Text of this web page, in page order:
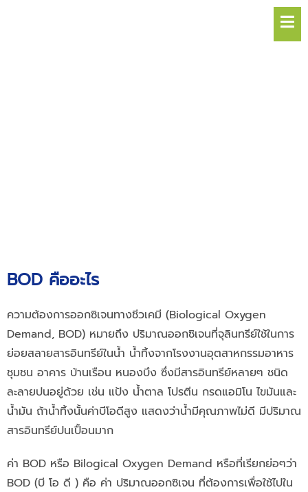
BOD คืออะไร
ความต้องการออกซิเจนทางชีวเคมี (Biological Oxygen
Demand, BOD) หมายถึง ปริมาณออกซิเจนที่จุลินทรีย์ใช้ในการ
ย่อยสลายสารอินทรีย์ในน้ำ น้ำทิ้งจากโรงงานอุตสาหกรรมอาหาร
ชุมชน อาคาร บ้านเรือน หนองบึง ซึ่งมีสารอินทรีย์หลายๆ ชนิด
ละลายปนอยู่ด้วย เช่น แป้ง น้ำตาล โปรตีน กรดแอมิโน ไขมันและ
น้ำมัน ถ้าน้ำทิ้งนั้นค่าบีโอดีสูง แสดงว่าน้ำมีคุณภาพไม่ดี มีปริมาณ
สารอินทรีย์ปนเปื้อนมาก
ค่า BOD หรือ Bilogical Oxygen Demand หรือที่เรียกย่อๆว่า
BOD (บี โอ ดี ) คือ ค่า ปริมาณออกซิเจน ที่ต้องการเพื่อใช้ไปใน